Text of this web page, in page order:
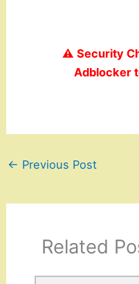
⚠️ Security
Adblocker
← Previous Post
Related